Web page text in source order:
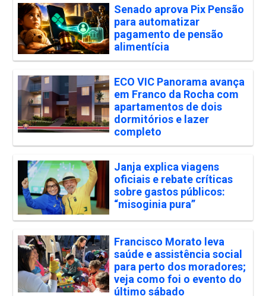
Senado aprova Pix Pensão
para automatizar
pagamento de pensão
alimentícia
ECO VIC Panorama avança
em Franco da Rocha com
apartamentos de dois
dormitórios e lazer
completo
Janja explica viagens
oficiais e rebate críticas
sobre gastos públicos:
“misoginia pura”
Francisco Morato leva
saúde e assistência social
para perto dos moradores;
veja como foi o evento do
último sábado